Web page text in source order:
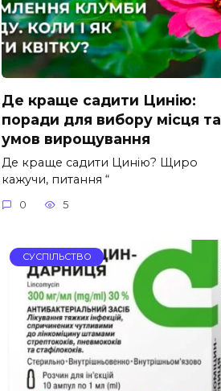
Де краще садити Цинію:
поради для вибору місця та
умов вирощування
Де краще садити Цинію? Щиро
кажучи, питання “
0 5
СУСПІЛЬСТВО